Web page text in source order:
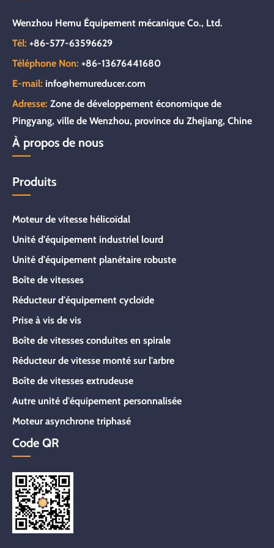
Wenzhou Hemu Équipement mécanique Co., Ltd.
Tél: +86-577-63596629
Téléphone Non: +86-13676441680
E-mail: info@hemureducer.com
Adresse: Zone de développement économique de
Pingyang, ville de Wenzhou, province du Zhejiang, Chine
À propos de nous
Produits
Moteur de vitesse hélicoïdal
Unité d'équipement industriel lourd
Unité d'équipement planétaire robuste
Boîte de vitesses
Réducteur d'équipement cycloïde
Prise à vis de vis
Boîte de vitesses conduites en spirale
Réducteur de vitesse monté sur l'arbre
Boîte de vitesses extrudeuse
Autre unité d'équipement personnalisée
Moteur asynchrone triphasé
Code QR